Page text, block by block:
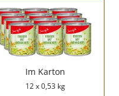
Im Karton
12 x 0,53 kg